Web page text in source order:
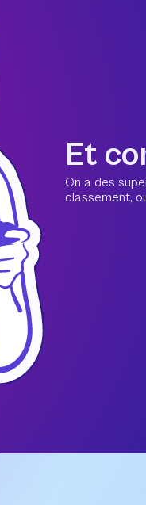
Et
On a des
classement,